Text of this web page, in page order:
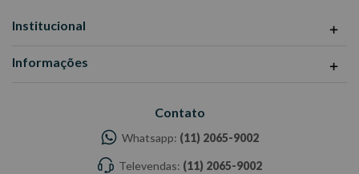
Institucional
Informações
Contato
Whatsapp: (11) 2065-9002
Televendas: (11) 2065-9002